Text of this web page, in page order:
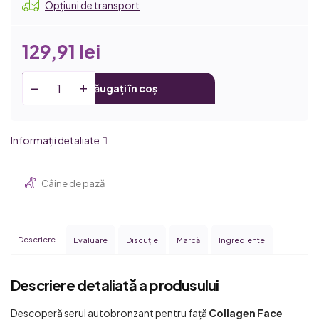
Opțiuni de transport
129,91 lei
Adăugați în coș
Informaţii detaliate
Câine de pază
Descriere Evaluare Discuţie Marcă Ingrediente
Descriere detaliată a produsului
Descoperă serul autobronzant pentru față Collagen Face